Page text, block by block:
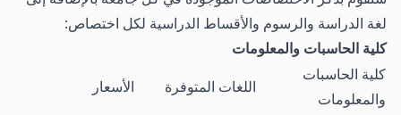
لغة الدراسة والرسوم والأقساط الدراسية لكل اختصاص:
كلية الحاسبات والمعلومات
كلية الحاسبات
والمعلومات
اللغات المتوفرة
الأسعار